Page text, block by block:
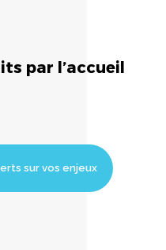
par l’accueil
sur vos enjeux